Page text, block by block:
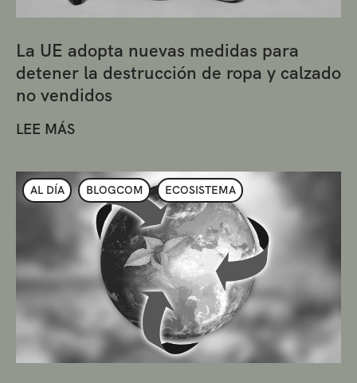
La UE adopta nuevas medidas para
detener la destrucción de ropa y calzado
no vendidos
LEE MÁS
AL DÍA BLOGCOM ECOSISTEMA